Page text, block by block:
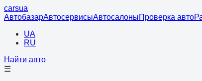
carsua
АвтобазарАвтосервисыАвтосалоныПроверка авто
UA
RU
Найти авто
☰